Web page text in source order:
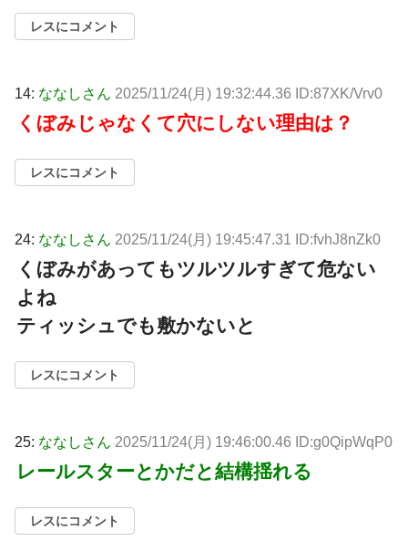
レスにコメント
14: ななしさん 2025/11/24(月) 19:32:44.36 ID:87XK/Vrv0
くぼみじゃなくて穴にしない理由は？
レスにコメント
24: ななしさん 2025/11/24(月) 19:45:47.31 ID:fvhJ8nZk0
くぼみがあってもツルツルすぎて危ない
よね
ティッシュでも敷かないと
レスにコメント
25: ななしさん 2025/11/24(月) 19:46:00.46 ID:g0QipWqP0
レールスターとかだと結構揺れる
レスにコメント